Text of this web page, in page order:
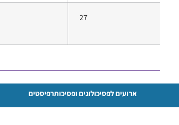
27
ארועים לפסיכולוגים ופסיכותרפיסטים